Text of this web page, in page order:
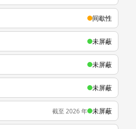
间歇性
未屏蔽
未屏蔽
未屏蔽
截至 2026 年 未屏蔽